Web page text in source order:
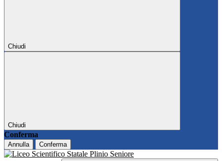
Chiudi
Chiudi
Conferma
Annulla Conferma